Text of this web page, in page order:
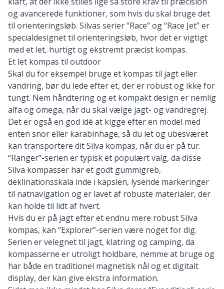
og avancerede funktioner, som hvis du skal bruge det
til orienteringsløb. Silvas serier “Race” og “Race Jet” er
specialdesignet til orienteringsløb, hvor det er vigtigt
med et let, hurtigt og ekstremt præcist kompas.
Et let kompas til outdoor
Skal du for eksempel bruge et kompas til jagt eller
vandring, bør du lede efter et, der er robust og ikke for
tungt. Nem håndtering og et kompakt design er nemlig
alfa og omega, når du skal vælge jagt- og vandregrej.
Det er også en god idé at kigge efter en model med
enten snor eller karabinhage, så du let og ubesværet
kan transportere dit Silva kompas, når du er på tur.
“Ranger”-serien er typisk et populært valg, da disse
Silva kompasser har et godt gummigreb,
deklinationsskala inde i kapslen, lysende markeringer
til natnavigation og er lavet af robuste materialer, der
kan holde til lidt af hvert.
Hvis du er på jagt efter et endnu mere robust Silva
kompas, kan “Explorer”-serien være noget for dig.
Serien er velegnet til jagt, klatring og camping, da
kompasserne er utroligt holdbare, nemme at bruge og
har både en traditionel magnetisk nål og et digitalt
display, der kan give ekstra information.